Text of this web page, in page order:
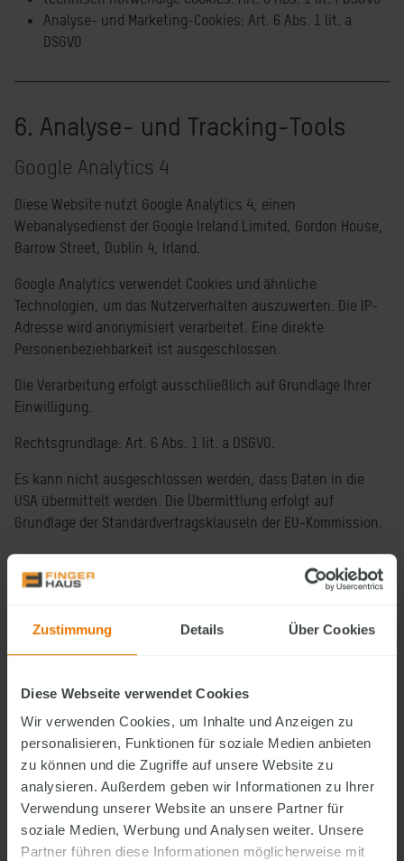
Zustimmung Details Über Cookies
Diese Webseite verwendet Cookies
Wir verwenden Cookies, um Inhalte und Anzeigen zu
personalisieren, Funktionen für soziale Medien anbieten
zu können und die Zugriffe auf unsere Website zu
analysieren. Außerdem geben wir Informationen zu Ihrer
Verwendung unserer Website an unsere Partner für
soziale Medien, Werbung und Analysen weiter. Unsere
Partner führen diese Informationen möglicherweise mit
Analyse- und Marketing-Cookies: Art. 6 Abs. 1 lit. a
DSGVO
6. Analyse- und Tracking-Tools
Google Analytics 4
Diese Website nutzt Google Analytics 4, einen
Webanalysedienst der Google Ireland Limited, Gordon House,
Barrow Street, Dublin 4, Irland.
Google Analytics verwendet Cookies und ähnliche
Technologien, um das Nutzerverhalten auszuwerten. Die IP-
Adresse wird anonymisiert verarbeitet. Eine direkte
Personenbeziehbarkeit ist ausgeschlossen.
Die Verarbeitung erfolgt ausschließlich auf Grundlage Ihrer
Einwilligung.
Rechtsgrundlage: Art. 6 Abs. 1 lit. a DSGVO.
Es kann nicht ausgeschlossen werden, dass Daten in die
USA übermittelt werden. Die Übermittlung erfolgt auf
Grundlage der Standardvertragsklauseln der EU-Kommission.
Der Google Tag Manager dient der Verwaltung von Website-
ermöglicht jedoch die Auslösung anderer Dienste, die unter
Rechtsgrundlage:
Art. 6 Abs. 1 lit. f DSGVO für den technischen Einsatz
Art. 6 Abs. 1 lit. a DSGVO, sofern einwilligungspflichtige
Dienste eingebunden werden